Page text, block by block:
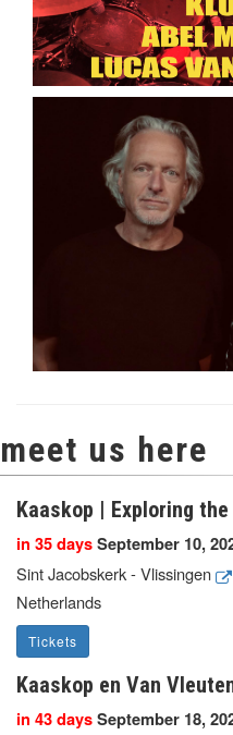
meet us here
Kaaskop | Exploring
in 35 daysSeptember 10,
Sint Jacobskerk - Vlissingen
Netherlands
Tickets
Kaaskop en Van
in 43 daysSeptember 18,